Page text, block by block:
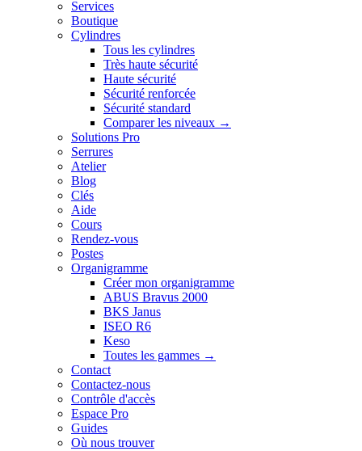
Services
Boutique
Cylindres
Tous les cylindres
Très haute sécurité
Haute sécurité
Sécurité renforcée
Sécurité standard
Comparer les niveaux →
Solutions Pro
Serrures
Atelier
Blog
Clés
Aide
Cours
Rendez-vous
Postes
Organigramme
Créer mon organigramme
ABUS Bravus 2000
BKS Janus
ISEO R6
Keso
Toutes les gammes →
Contact
Contactez-nous
Contrôle d'accès
Espace Pro
Guides
Où nous trouver